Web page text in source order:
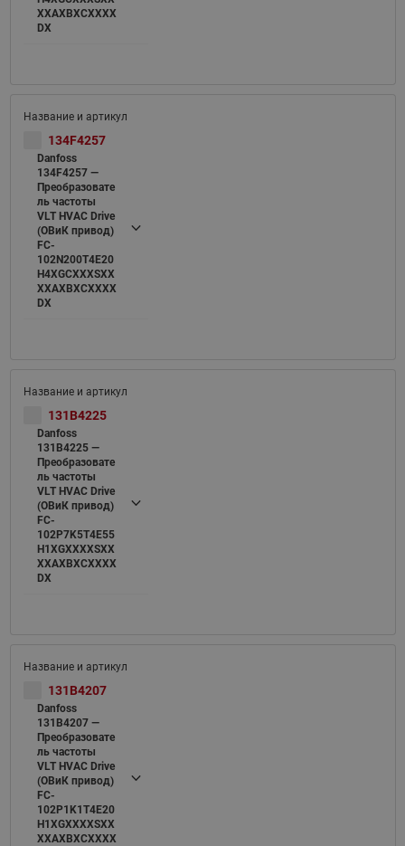
XXAXBXCXXXX
DX
134F4257
Danfoss
134F4257 —
Преобразовате
ль частоты
VLT HVAC Drive
(ОВиК привод)
FC-
102N200T4E20
H4XGCXXXSXX
XXAXBXCXXXX
DX
131B4225
Danfoss
131B4225 —
Преобразовате
ль частоты
VLT HVAC Drive
(ОВиК привод)
FC-
102P7K5T4E55
H1XGXXXXSXX
XXAXBXCXXXX
DX
131B4207
Danfoss
131B4207 —
Преобразовате
ль частоты
VLT HVAC Drive
(ОВиК привод)
FC-
102P1K1T4E20
H1XGXXXXSXX
XXAXBXCXXXX